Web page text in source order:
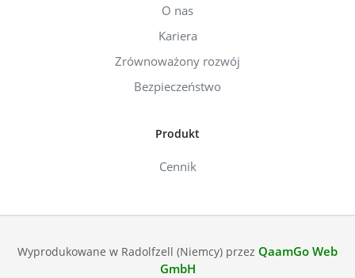
O nas
Kariera
Zrównoważony rozwój
Bezpieczeństwo
Produkt
Cennik
Wyprodukowane w Radolfzell (Niemcy) przez QaamGo Web
GmbH